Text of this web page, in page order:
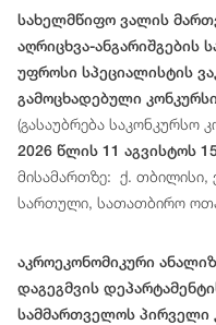
სახელმწიფო ვალის
აღრიცხვა-ანგარიშგების
უფროსი სპეციალისტის
გამოცხადებული
(გასაუბრება საკონკურსო
2026 წლის 11 აგვისტოს
მისამართზე: ქ. თბილისი,
სართული, სათათბირო
აკროეკონომიკური
დაგეგმვის
სამმართველოს პირველი